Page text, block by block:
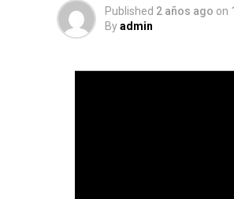
Published 2 años ago on
Byadmin